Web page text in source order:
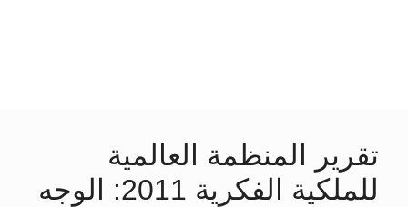
تقرير المنظمة العالمية
للملكية الفكرية 2011: الوجه